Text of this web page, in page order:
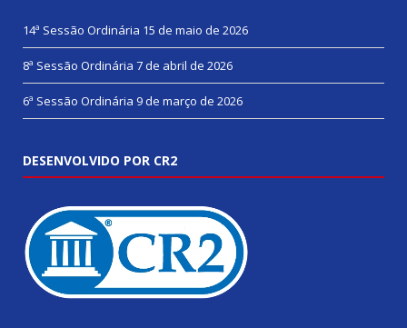
14ª Sessão Ordinária 15 de maio de 2026
8ª Sessão Ordinária 7 de abril de 2026
6ª Sessão Ordinária 9 de março de 2026
DESENVOLVIDO POR CR2